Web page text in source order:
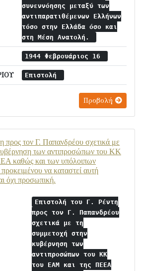
συνεννόησης μεταξύ των
αντιπαρατιθέμενων Ελλήνων
τόσο στην Ελλάδα όσο και
στη Μέση Ανατολή.
1944 Φεβρουάριος 16
Επιστολή
Προβολή
προς τον Γ. Παπανδρέου σχετικά με
των αντιπροσώπων του ΚΚ
καθώς και των υπόλοιπων
να καταστεί αυτή
όχι προσωπική.
Επιστολή του Γ. Ρέντη
προς τον Γ. Παπανδρέου
σχετικά με τη
συμμετοχή στην
κυβέρνηση των
αντιπροσώπων του ΚΚ
του ΕΑΜ και της ΠΕΕΑ